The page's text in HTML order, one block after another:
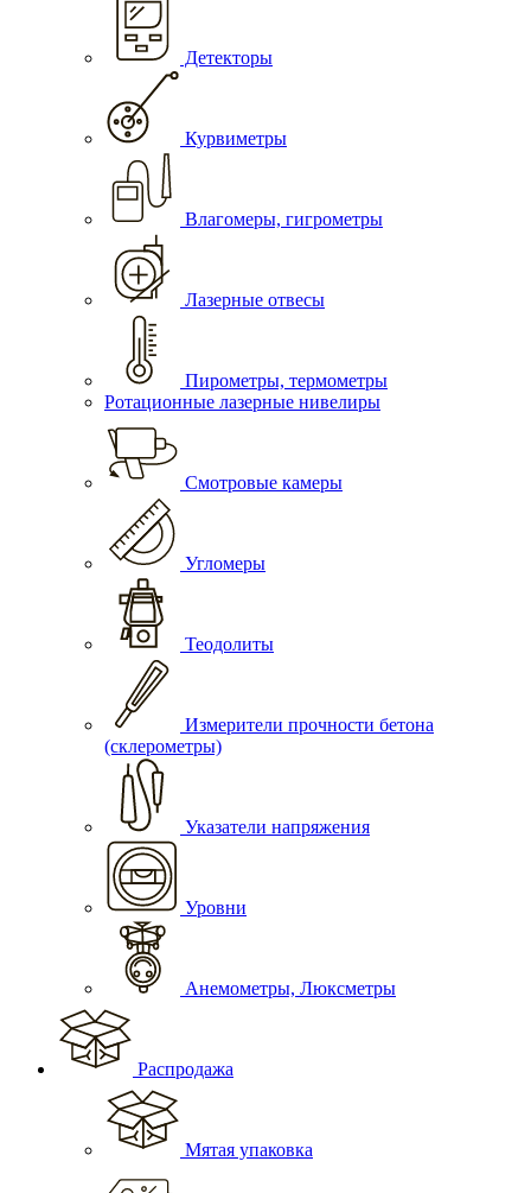
Детекторы
Курвиметры
Влагомеры, гигрометры
Лазерные отвесы
Пирометры, термометры
Ротационные лазерные нивелиры
Смотровые камеры
Угломеры
Теодолиты
Измерители прочности бетона
(склерометры)
Указатели напряжения
Уровни
Анемометры, Люксметры
Распродажа
Мятая упаковка